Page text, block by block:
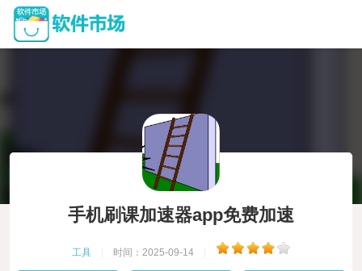
手机刷课加速器app免费加速
工具 时间：2025-09-14